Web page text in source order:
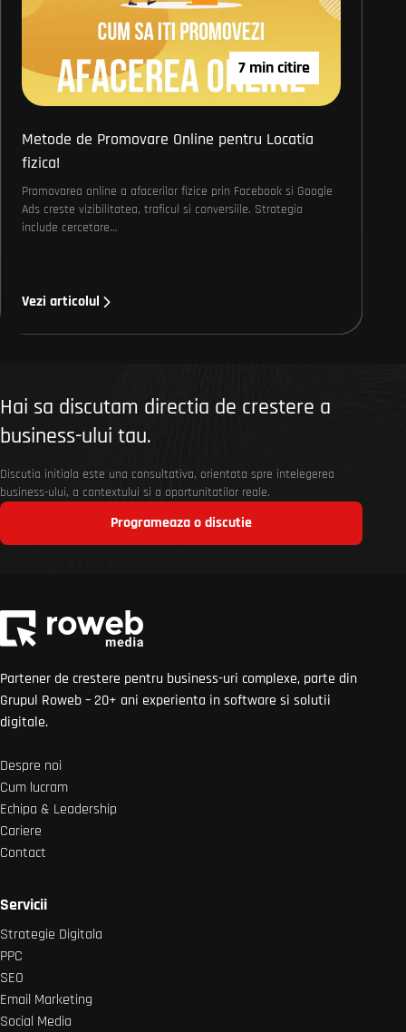
7 min citire
Metode de Promovare Online pentru Locatia
fizica!
Promovarea online a afacerilor fizice prin Facebook si Google
Ads creste vizibilitatea, traficul si conversiile. Strategia
include cercetare…
Vezi articolul
Hai sa discutam directia de crestere a
business-ului tau.
Discutia initiala este una consultativa, orientata spre intelegerea
business-ului, a contextului si a oportunitatilor reale.
Programeaza o discutie
Partener de crestere pentru business-uri complexe, parte din
Grupul Roweb – 20+ ani experienta in software si solutii
digitale.
Despre noi
Cum lucram
Echipa & Leadership
Cariere
Contact
Servicii
Strategie Digitala
PPC
SEO
Email Marketing
Social Media